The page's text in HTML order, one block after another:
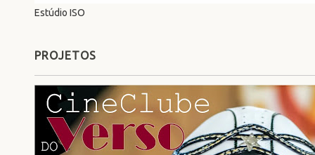
Estúdio ISO
PROJETOS